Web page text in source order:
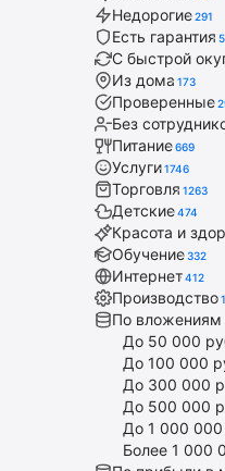
Недорогие291
Есть гарантия
С быстрой
Из дома 173
Проверенные
Без
Питание669
Услуги1746
Торговля 1263
Детские474
Красота и
Обучение332
Интернет412
Производство
По вложениям
До 50 000
До 100 000
До 300 000
До 500 000
До 1 000 000
Более 1 000